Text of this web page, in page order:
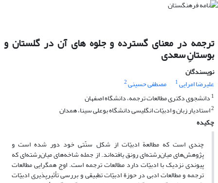
ترجمه در معنای گسترده و جلوه های آن در گلستان و
بوستانِ سعدی
نویسندگان
علیرضا امرایی1 مصطفی حسینی2
1 دانشجوی دکتری مطالعات ترجمه، دانشگاه اصفهان
2استادیار زبان و ادبیّات انگلیسی دانشگاه بوعلی سینا، همدان
چکیده
چندی‌ است که مطالعة ادبیّات از شکل سنّتی خود دور شده است و
پژوهش‌های میان‌رشته‌ای رونق یافته‌اند. از جمله شاخه‌های میان‌رشته‌ای که
پیوندی نزدیک با ادبیّات دارد مطالعات ترجمه است. اوج همگرایی مطالعات
ترجمه و مطالعات ادبی در حوزة ادبیّات تطبیقی و بررسی تأثیرپذیری ادبیّات